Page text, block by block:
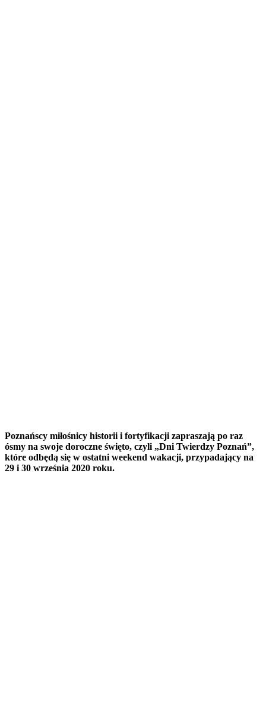
Poznańscy miłośnicy historii i fortyfikacji zapraszają po raz
ósmy na swoje doroczne święto, czyli „Dni Twierdzy Poznań”,
które odbędą się w ostatni weekend wakacji, przypadający na
29 i 30 września 2020 roku.